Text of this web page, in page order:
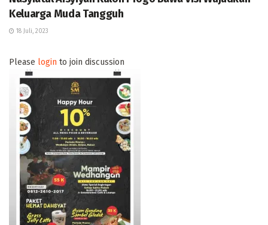
Keluarga Muda Tangguh
18 Juli, 2023
Please login to join discussion